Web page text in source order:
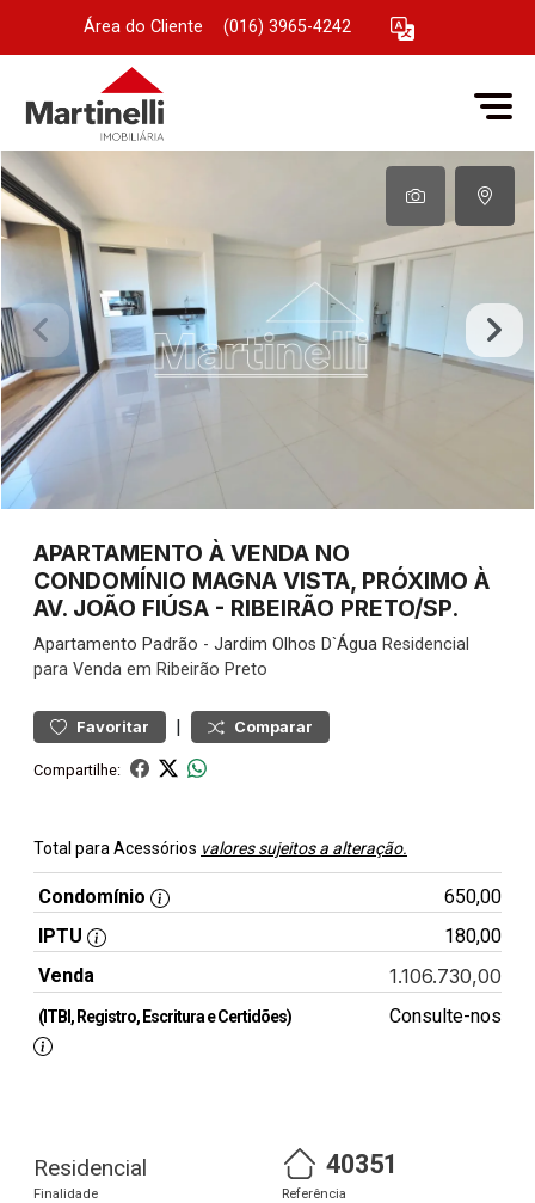
Área do Cliente (016) 3965-4242
APARTAMENTO À VENDA NO
CONDOMÍNIO MAGNA VISTA, PRÓXIMO À
AV. JOÃO FIÚSA - RIBEIRÃO PRETO/SP.
Apartamento Padrão - Jardim Olhos D`Água Residencial
para Venda em Ribeirão Preto
Favoritar | Comparar
Compartilhe:
Total para Acessórios valores sujeitos a alteração.
Condomínio
650,00
IPTU
180,00
Venda
1.106.730,00
(ITBI, Registro, Escritura e Certidões) Consulte-nos
Residencial
Finalidade
40351
Referência